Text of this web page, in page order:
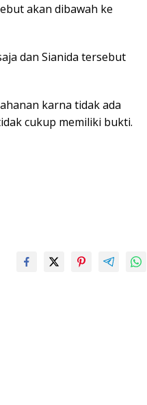
akan dibawah ke
dan Sianida tersebut
karna tidak ada
cukup memiliki bukti.